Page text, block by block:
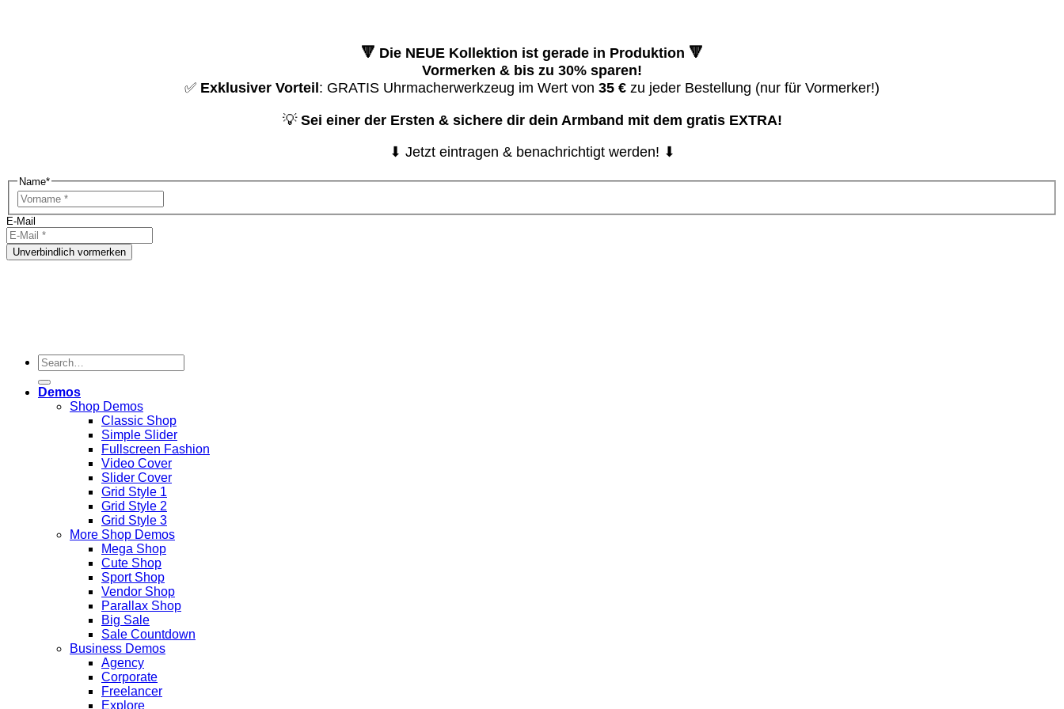
🔻 Die NEUE Kollektion ist gerade in Produktion 🔻
Vormerken & bis zu 30% sparen!
✅ Exklusiver Vorteil: GRATIS Uhrmacherwerkzeug im Wert von 35 € zu jeder Bestellung (nur für Vormerker!)
💡Sei einer der Ersten & sichere dir dein Armband mit dem gratis EXTRA!
⬇ Jetzt eintragen & benachrichtigt werden! ⬇
Name*
E-Mail
Demos
Shop Demos
Classic Shop
Simple Slider
Fullscreen Fashion
Video Cover
Slider Cover
Grid Style 1
Grid Style 2
Grid Style 3
More Shop Demos
Mega Shop
Cute Shop
Sport Shop
Vendor Shop
Parallax Shop
Big Sale
Sale Countdown
Business Demos
Agency
Corporate
Freelancer
Explore